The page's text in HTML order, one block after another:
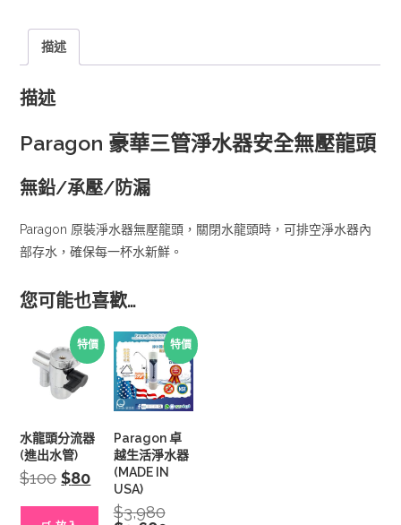
描述
描述
Paragon 豪華三管淨水器安全無壓龍頭
無鉛/承壓/防漏
Paragon 原裝淨水器無壓龍頭，關閉水龍頭時，可排空淨水器內
部存水，確保每一杯水新鮮。
您可能也喜歡…
特價
水龍頭分流器
(進出水管)
$100 Original
price
$80Current
price
$80.
特價
Paragon 卓
越生活淨水器
(MADE IN
USA)
$3,980Original
price